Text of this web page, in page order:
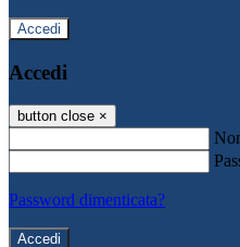
Accedi
Accedi
button close ×
Password dimenticata?